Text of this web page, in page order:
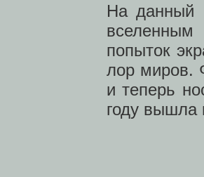
На данный
вселенным
попыток
лор миров.
и теперь
году вышла